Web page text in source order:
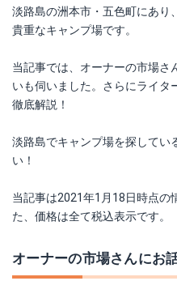
淡路島の洲本市・五色町にあり
貴重なキャンプ場です。
当記事では、オーナーの市場さ
いも伺いました。さらにライタ
徹底解説！
淡路島でキャンプ場を探してい
い！
当記事は2021年1月18日時点の
た、価格は全て税込表示です。
オーナーの市場さんにお